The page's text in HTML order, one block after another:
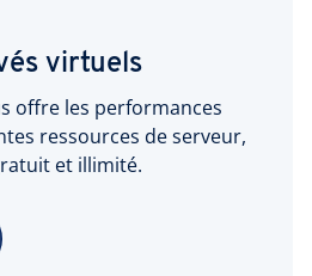
virtuels
offre les performances
ressources de serveur,
et illimité.